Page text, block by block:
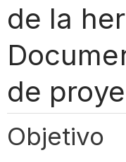
de la
de
Objetivo